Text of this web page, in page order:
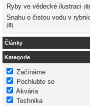
Ryby ve vědecké ilustraci (0)
Snahu o čistou vodu v
(0)
Články
Kategorie
Začínáme
Pochlubte se
Akvária
Technika